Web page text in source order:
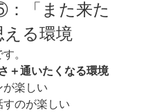
「また来た
える環境
。
＋通いたくなる環境
が楽しい
すのが楽しい